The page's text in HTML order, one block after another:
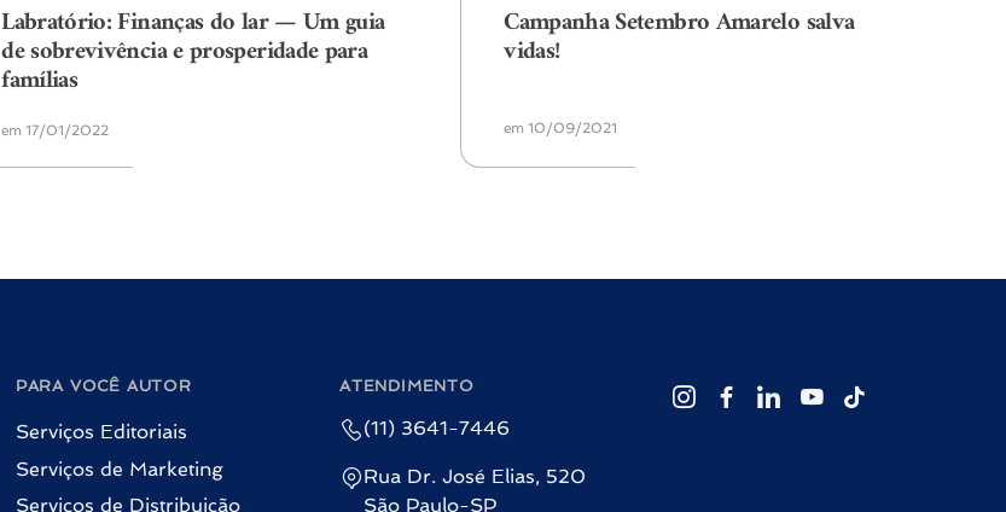
Labratório: Finanças do lar — Um guia
de sobrevivência e prosperidade para
famílias
em 17/01/2022
Campanha Setembro Amarelo salva
vidas!
em 10/09/2021
PARA VOCÊ AUTOR
Serviços Editoriais
Serviços de Marketing
Serviços de Distribuição
ATENDIMENTO
(11) 3641-7446
Rua Dr. José Elias, 520
São Paulo-SP